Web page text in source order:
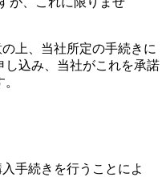
上、当社所定の手続きに
込み、当社がこれを承諾
手続きを行うことによ